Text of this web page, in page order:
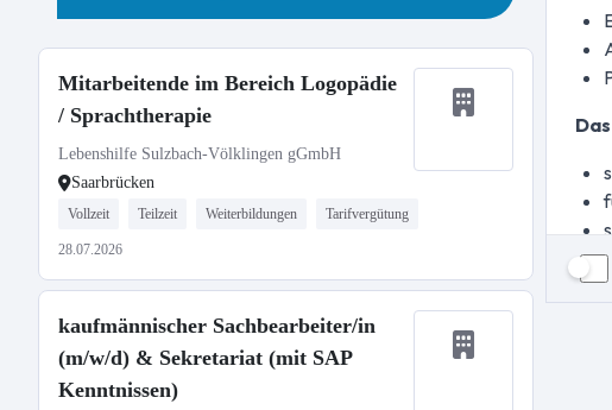
Mitarbeitende im Bereich Logopädie
/ Sprachtherapie
Lebenshilfe Sulzbach-Völklingen gGmbH
Saarbrücken
Vollzeit Teilzeit Weiterbildungen Tarifvergütung
28.07.2026
kaufmännischer Sachbearbeiter/in
(m/w/d) & Sekretariat (mit SAP
Kenntnissen)